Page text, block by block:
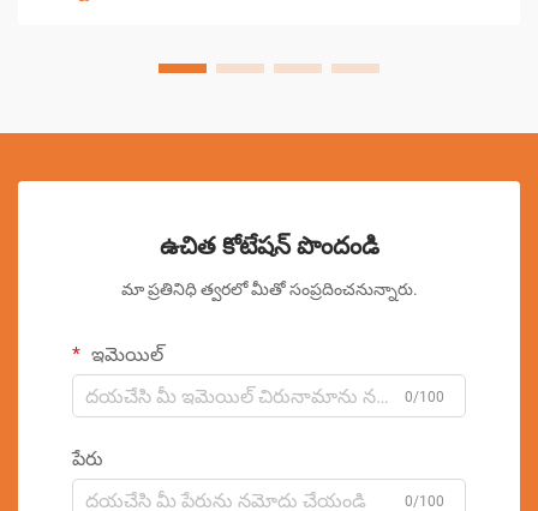
ఉచిత కోటేషన్ పొందండి
మా ప్రతినిధి త్వరలో మీతో సంప్రదించనున్నారు.
ఇమెయిల్
0/100
పేరు
0/100